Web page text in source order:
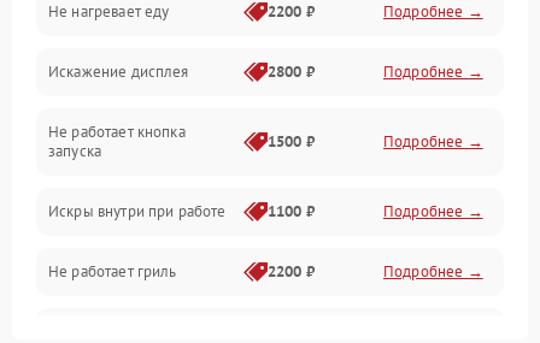
Механические повреждения
Питание и запуск
Нагрев и приготовление
Программное обеспечение
Не нагревает еду 2200 ₽ Подробнее →
Искажение дисплея 2800 ₽ Подробнее →
Не работает кнопка
запуска
1500 ₽ Подробнее →
Искры внутри при работе 1100 ₽ Подробнее →
Не работает гриль 2200 ₽ Подробнее →